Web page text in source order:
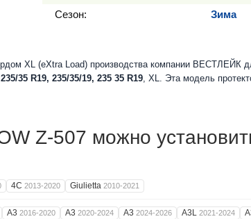
Сезон: Зима
XL (eXtra Load) производства компании ВЕСТЛЕЙК
235/35 R19, 235/35/19, 235 35 R19, XL. Эта модель
Z-507 можно
4C 2013-2020 Giulietta 2010-2021
A3 2016-2020 A3 2020-2024 A3 2024-2026 A3L 2021-2024